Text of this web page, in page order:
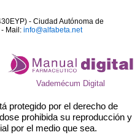
- Ciudad Autónoma de
Mail: info@alfabeta.net
Vademécum Digital
protegido por el derecho de
prohibida su reproducción y
por el medio que sea.